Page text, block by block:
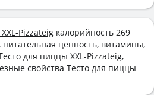
Pizzateig калорийность 269
питательная ценность, витамины,
для пиццы XXL-Pizzateig,
свойства Тесто для пиццы